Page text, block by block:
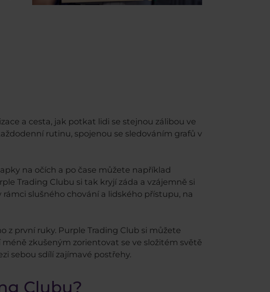
a cesta, jak potkat lidi se stejnou zálibou ve
rutinu, spojenou se sledováním grafů v
na očích a po čase můžete například
Trading Clubu si tak kryjí záda a vzájemně si
slušného chování a lidského přístupu, na
první ruky. Purple Trading Club si můžete
zkušeným zorientovat se ve složitém světě
sebou sdílí zajímavé postřehy.
Clubu?